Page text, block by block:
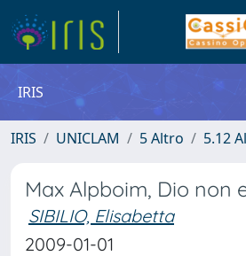
IRIS
IRIS UNICLAM 5 Altro 5.12
Max Alpboim, Dio non
SIBILIO, Elisabetta
2009-01-01